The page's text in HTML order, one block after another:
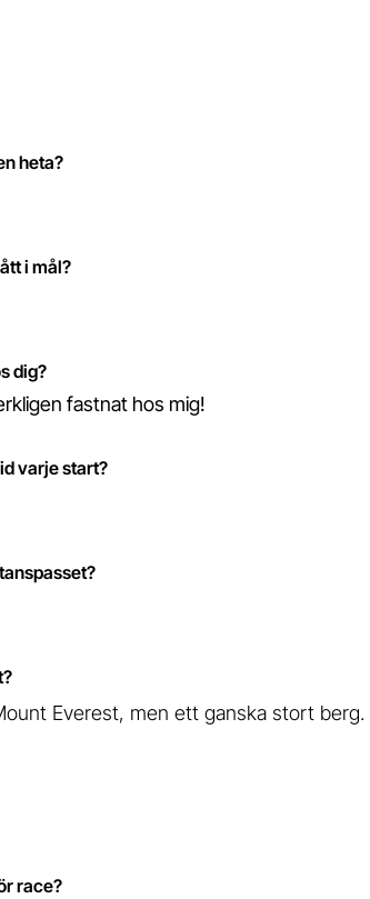
heta?
i mål?
dig?
fastnat hos mig!
varje start?
Everest, men ett ganska stort berg.
race?